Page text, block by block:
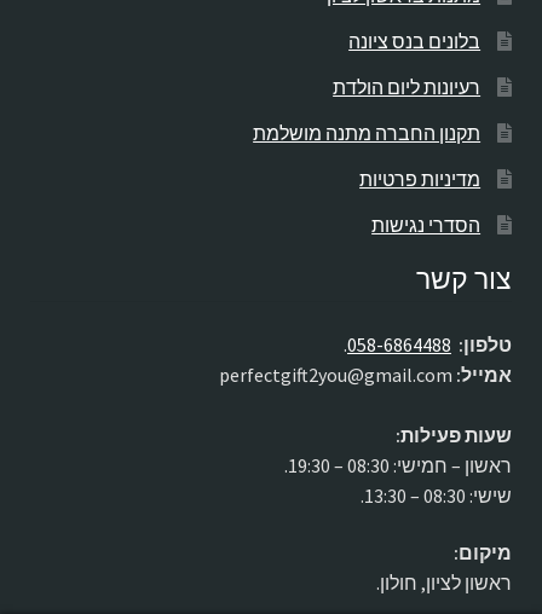
בלונים בנס ציונה
רעיונות ליום הולדת
תקנון החברה מתנה מושלמת
מדיניות פרטיות
הסדרי נגישות
צור קשר
טלפון: 058-6864488
.
אמייל:
שעות פעילות:
ראשון – חמישי: 08:30 – 19:30.
שישי: 08:30 – 13:30.
מיקום:
ראשון לציון, חולון.